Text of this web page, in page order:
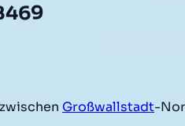
Großwallstadt-